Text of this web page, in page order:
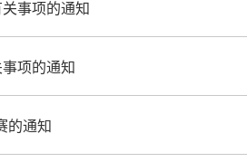
事项的通知
项的通知
的通知​